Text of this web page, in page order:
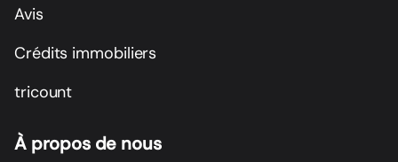
Avis
Crédits immobiliers
tricount
À propos de nous